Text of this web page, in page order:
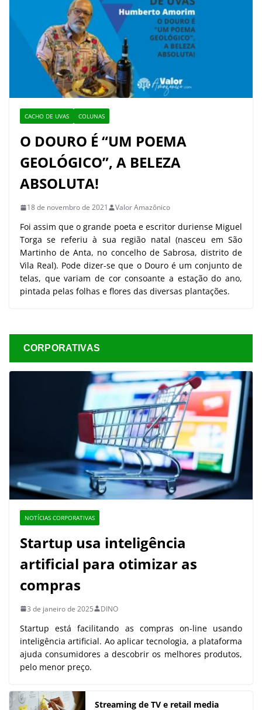
CACHO DE UVAS COLUNAS
O DOURO É “UM POEMA
GEOLÓGICO”, A BELEZA
ABSOLUTA!
18 de novembro de 2021 Valor Amazônico
Foi assim que o grande poeta e escritor duriense Miguel
Torga se referiu à sua região natal (nasceu em São
Martinho de Anta, no concelho de Sabrosa, distrito de
Vila Real). Pode dizer-se que o Douro é um conjunto de
telas, que variam de cor consoante a estação do ano,
pintada pelas folhas e flores das diversas plantações.
CORPORATIVAS
NOTÍCIAS CORPORATIVAS
Startup usa inteligência
artificial para otimizar as
compras
3 de janeiro de 2025 DINO
Startup está facilitando as compras on-line usando
inteligência artificial. Ao aplicar tecnologia, a plataforma
ajuda consumidores a descobrir os melhores produtos,
pelo menor preço.
Streaming de TV e retail media